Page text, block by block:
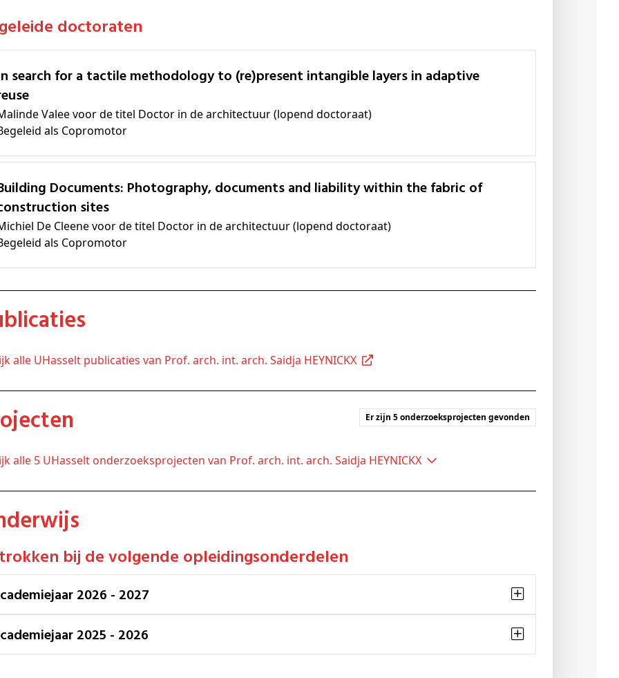
doctoraten
Valee voor de titel Doctor in de architectuur (lopend doctoraat)
als Copromotor
liability within the fabric of
sites
De Cleene voor de titel Doctor in de architectuur (lopend doctoraat)
als Copromotor
alle UHasselt publicaties van Prof. arch. int. arch. Saidja HEYNICKX
Er zijn 5 onderzoeksprojecten gevonden
alle 5 UHasselt onderzoeksprojecten van Prof. arch. int. arch. Saidja HEYNICKX
bij de volgende opleidingsonderdelen
Academiejaar 2026 - 2027
Academiejaar 2025 - 2026